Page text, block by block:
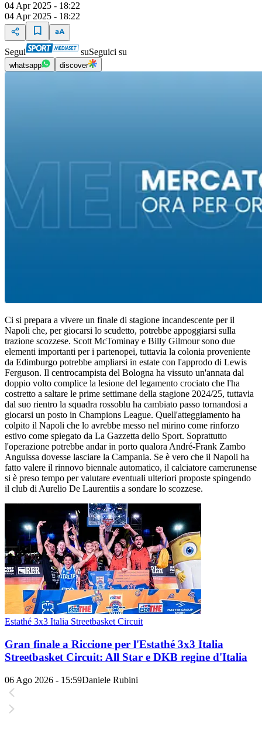
04 Apr 2025 - 18:22
04 Apr 2025 - 18:22
Segui suSeguici su
whatsapp discover
Ci si prepara a vivere un finale di stagione incandescente per il
Napoli che, per giocarsi lo scudetto, potrebbe appoggiarsi sulla
trazione scozzese. Scott McTominay e Billy Gilmour sono due
elementi importanti per i partenopei, tuttavia la colonia proveniente
da Edimburgo potrebbe ampliarsi in estate con l'approdo di Lewis
Ferguson. Il centrocampista del Bologna ha vissuto un'annata dal
doppio volto complice la lesione del legamento crociato che l'ha
costretto a saltare le prime settimane della stagione 2024/25, tuttavia
dal suo rientro la squadra rossoblu ha cambiato passo tornandosi a
giocarsi un posto in Champions League. Quell'atteggiamento ha
colpito il Napoli che lo avrebbe messo nel mirino come rinforzo
estivo come spiegato da La Gazzetta dello Sport. Soprattutto
l'operazione potrebbe andar in porto qualora André-Frank Zambo
Anguissa dovesse lasciare la Campania. Se è vero che il Napoli ha
fatto valere il rinnovo biennale automatico, il calciatore camerunense
si è preso tempo per valutare eventuali ulteriori proposte spingendo
il club di Aurelio De Laurentiis a sondare lo scozzese.
Estathé 3x3 Italia Streetbasket Circuit
Gran finale a Riccione per l'Estathé 3x3 Italia
Streetbasket Circuit: All Star e DKB regine d'Italia
06 Ago 2026 - 15:59Daniele Rubini